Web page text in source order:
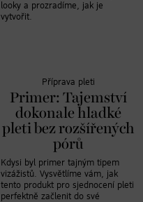
looky a prozradíme, jak je
vytvořit.
Příprava pleti
Primer: Tajemství
dokonale hladké
pleti bez rozšířených
pórů
Kdysi byl primer tajným tipem
vizážistů. Vysvětlíme vám, jak
tento produkt pro sjednocení pleti
perfektně začlenit do své